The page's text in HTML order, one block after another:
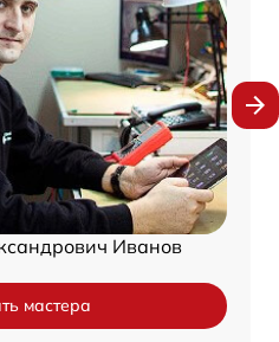
Иванов
мастера